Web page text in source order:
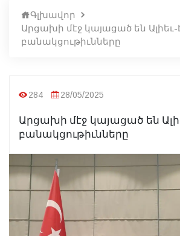
Գլխավոր
Արցախի մէջ կայացած են
բանակցութիւնները
284 28/05/2025
Արցախի մէջ կայացած են
բանակցութիւնները